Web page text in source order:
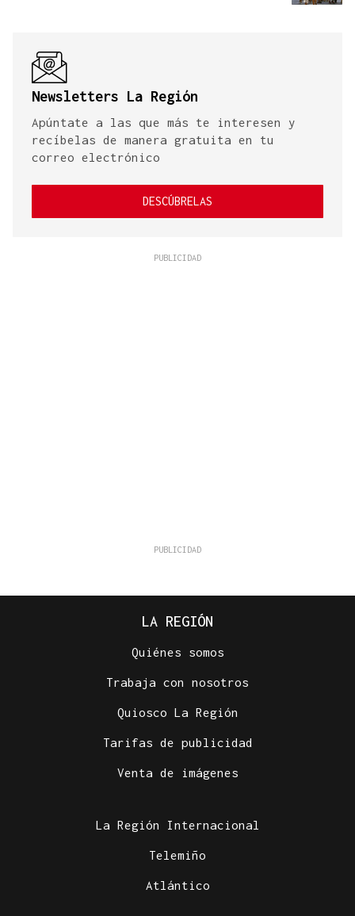
Newsletters La Región
Apúntate a las que más te interesen y
recíbelas de manera gratuita en tu
correo electrónico
DESCÚBRELAS
LA REGIÓN
Quiénes somos
Trabaja con nosotros
Quiosco La Región
Tarifas de publicidad
Venta de imágenes
La Región Internacional
Telemiño
Atlántico